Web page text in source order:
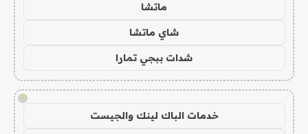
ماتشا
شاي ماتشا
شدات ببجي تمارا
!
خدمات الباك لينك والجيست